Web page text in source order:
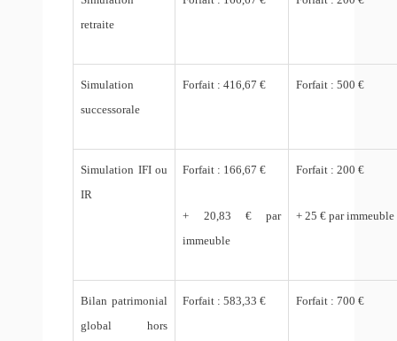
retraite
Simulation
successorale
Forfait : 416,67 € Forfait : 500 €
Simulation IFI ou
IR
Forfait : 166,67 €
+ 20,83 € par
immeuble
Forfait : 200 €
+ 25 € par immeuble
Bilan patrimonial
global hors
Forfait : 583,33 € Forfait : 700 €